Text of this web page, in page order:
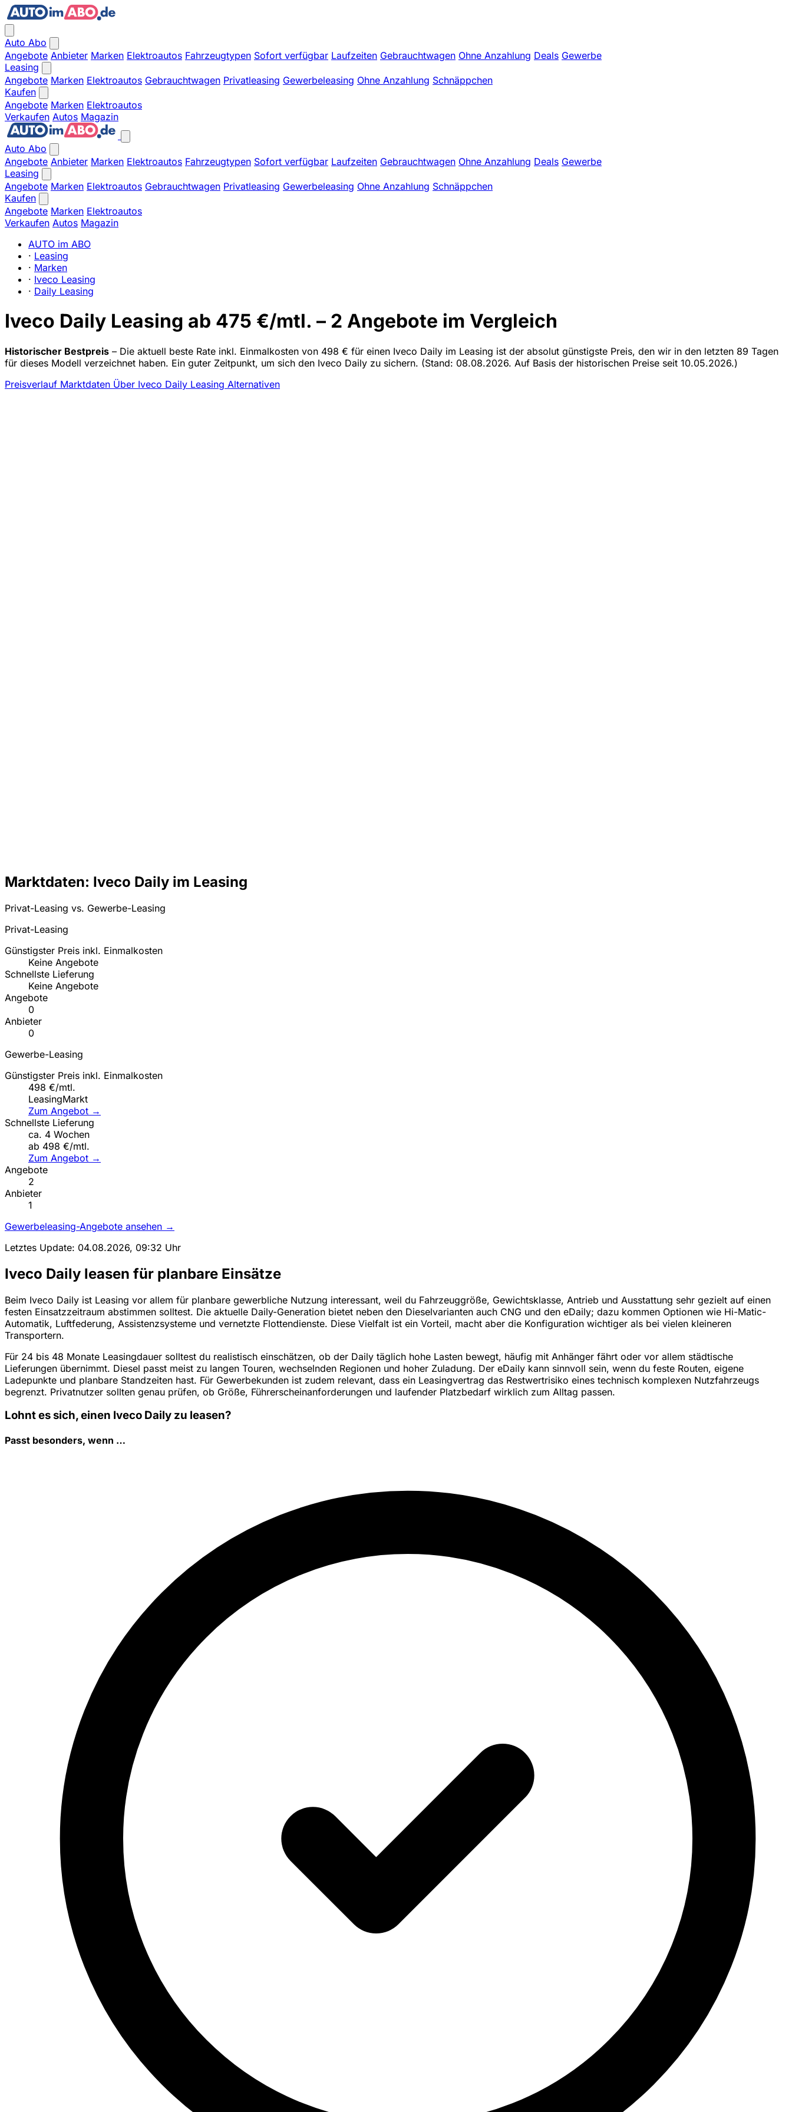
Auto Abo
Angebote Anbieter Marken Elektroautos Fahrzeugtypen Sofort verfügbar Laufzeiten Gebrauchtwagen Ohne Anzahlung Deals Gewerbe
Leasing
Angebote Marken Elektroautos Gebrauchtwagen Privatleasing Gewerbeleasing Ohne Anzahlung Schnäppchen
Kaufen
Angebote Marken Elektroautos
Verkaufen Autos Magazin
Auto Abo
Angebote Anbieter Marken Elektroautos Fahrzeugtypen Sofort verfügbar Laufzeiten Gebrauchtwagen Ohne Anzahlung Deals Gewerbe
Leasing
Angebote Marken Elektroautos Gebrauchtwagen Privatleasing Gewerbeleasing Ohne Anzahlung Schnäppchen
Kaufen
Angebote Marken Elektroautos
Verkaufen Autos Magazin
AUTO im ABO
· Leasing
· Marken
· Iveco Leasing
· Daily Leasing
Iveco Daily Leasing ab 475 €/mtl. – 2 Angebote im Vergleich
Historischer Bestpreis – Die aktuell beste Rate inkl. Einmalkosten von 498 € für einen Iveco Daily im Leasing ist der absolut günstigste Preis, den wir in den letzten 89 Tagen
für dieses Modell verzeichnet haben. Ein guter Zeitpunkt, um sich den Iveco Daily zu sichern. (Stand: 08.08.2026. Auf Basis der historischen Preise seit 10.05.2026.)
Preisverlauf Marktdaten Über Iveco Daily Leasing Alternativen
Marktdaten: Iveco Daily im Leasing
Privat-Leasing vs. Gewerbe-Leasing
Privat-Leasing
Günstigster Preis inkl. Einmalkosten
Keine Angebote
Schnellste Lieferung
Keine Angebote
Angebote
0
Anbieter
0
Gewerbe-Leasing
Günstigster Preis inkl. Einmalkosten
498 €/mtl.
LeasingMarkt
Zum Angebot →
Schnellste Lieferung
ca. 4 Wochen
ab 498 €/mtl.
Zum Angebot →
Angebote
2
Anbieter
1
Gewerbeleasing-Angebote ansehen →
Letztes Update: 04.08.2026, 09:32 Uhr
Iveco Daily leasen für planbare Einsätze
Beim Iveco Daily ist Leasing vor allem für planbare gewerbliche Nutzung interessant, weil du Fahrzeuggröße, Gewichtsklasse, Antrieb und Ausstattung sehr gezielt auf einen
festen Einsatzzeitraum abstimmen solltest. Die aktuelle Daily-Generation bietet neben den Dieselvarianten auch CNG und den eDaily; dazu kommen Optionen wie Hi-Matic-
Automatik, Luftfederung, Assistenzsysteme und vernetzte Flottendienste. Diese Vielfalt ist ein Vorteil, macht aber die Konfiguration wichtiger als bei vielen kleineren
Transportern.
Für 24 bis 48 Monate Leasingdauer solltest du realistisch einschätzen, ob der Daily täglich hohe Lasten bewegt, häufig mit Anhänger fährt oder vor allem städtische
Lieferungen übernimmt. Diesel passt meist zu langen Touren, wechselnden Regionen und hoher Zuladung. Der eDaily kann sinnvoll sein, wenn du feste Routen, eigene
Ladepunkte und planbare Standzeiten hast. Für Gewerbekunden ist zudem relevant, dass ein Leasingvertrag das Restwertrisiko eines technisch komplexen Nutzfahrzeugs
begrenzt. Privatnutzer sollten genau prüfen, ob Größe, Führerscheinanforderungen und laufender Platzbedarf wirklich zum Alltag passen.
Lohnt es sich, einen Iveco Daily zu leasen?
Passt besonders, wenn …